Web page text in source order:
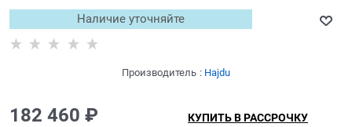
Наличие уточняйте
Производитель : Hajdu
182 460 ₽ КУПИТЬ В РАССРОЧКУ